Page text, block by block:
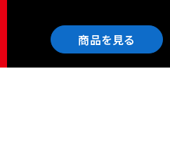
商品を見る